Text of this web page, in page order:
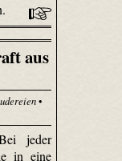
aus
•
jeder
in eine